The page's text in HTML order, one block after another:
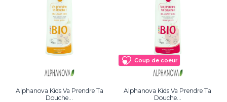
Alphanova Kids Va Prendre Ta
Douche...
Coup de coeur
Alphanova Kids Va Prendre Ta
Douche...